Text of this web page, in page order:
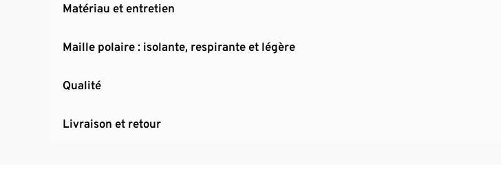
Matériau et entretien
Maille polaire : isolante, respirante et légère
Qualité
Livraison et retour